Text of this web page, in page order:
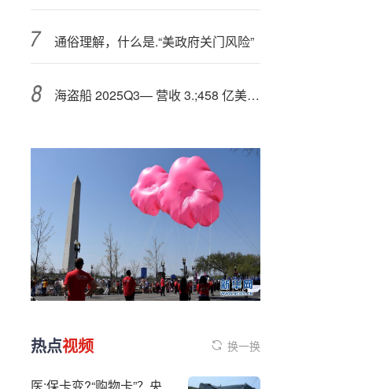
通俗理解，什么是.“美政府关门风险”
海盗船 2025Q3— 营收 3.;458 亿美元，同比增长 14%
热点视频 换一换
医;保卡变?“购物卡”？央